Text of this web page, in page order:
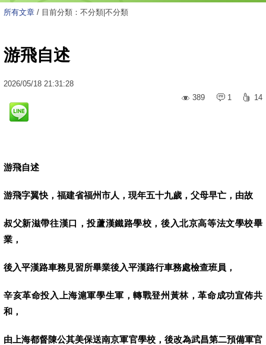
所有文章 / 目前分類：不分類|不分類
游飛自述
2026/05/18 21:31:28
389
1 14
游飛自述
游飛字翼快，福建省福州市人，現年五十九歲，父母早亡，由故
叔父新滋帶往漢口，投蘆漢鐵路學校，後入北京高等法文學校畢
業，
後入平漢路車務見習所畢業後入平漢路行車務處檢查班員，
辛亥革命投入上海滬軍學生軍，轉戰登州黃林，革命成功宣佈共
和，
由上海都督陳公其美保送南京軍官學校，後改為武昌第二預備軍官